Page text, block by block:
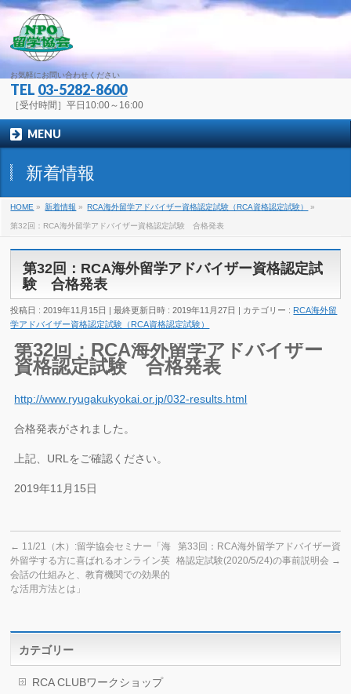
お気軽にお問い合わせください
TEL 03-5282-8600
［受付時間］平日10:00～16:00
MENU
新着情報
HOME » 新着情報 » RCA海外留学アドバイザー資格認定試験（RCA資格認定試験） »
第32回：RCA海外留学アドバイザー資格認定試験 合格発表
第32回：RCA海外留学アドバイザー資格認定試
験 合格発表
投稿日 : 2019年11月15日 最終更新日時 : 2019年11月27日 カテゴリー : RCA海外留
学アドバイザー資格認定試験（RCA資格認定試験）
第32回：RCA海外留学アドバイザー
資格認定試験 合格発表
http://www.ryugakukyokai.or.jp/032-results.html
合格発表がされました。
上記、URLをご確認ください。
2019年11月15日
← 11/21（木）:留学協会セミナー「海
外留学する方に喜ばれるオンライン英
会話の仕組みと、教育機関での効果的
な活用方法とは」
第33回：RCA海外留学アドバイザー資
格認定試験(2020/5/24)の事前説明会 →
カテゴリー
RCA CLUBワークショップ